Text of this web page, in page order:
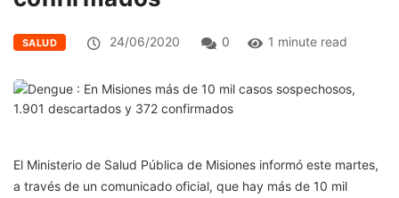
SALUD 24/06/2020 0 1 minute read
El Ministerio de Salud Pública de Misiones informó este martes,
a través de un comunicado oficial, que hay más de 10 mil